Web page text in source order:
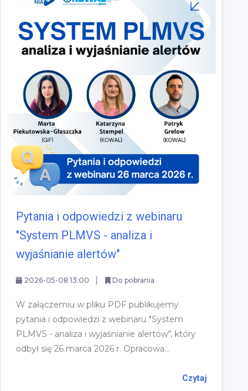
Pytania i odpowiedzi z webinaru
"System PLMVS - analiza i
wyjaśnianie alertów"
2026-05-08 13:00 Do pobrania
W załączemiu w pliku PDF publikujemy
pytania i odpowiedzi z webinaru "System
PLMVS - analiza i wyjaśnianie alertów", który
odbył się 26 marca 2026 r. Opracowa...
Czytaj